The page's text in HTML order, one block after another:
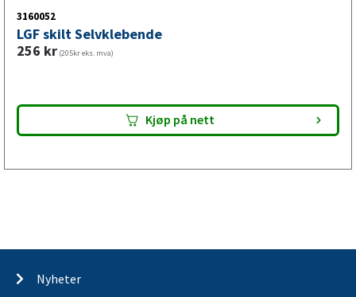
3160052
LGF skilt Selvklebende
256 kr (205kr eks. mva)
Kjøp på nett
Nyheter